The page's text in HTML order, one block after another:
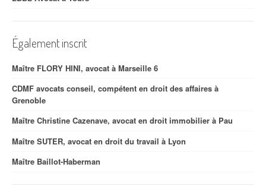
Également inscrit
Maître FLORY HINI, avocat à Marseille 6
CDMF avocats conseil, compétent en droit des affaires à
Grenoble
Maître Christine Cazenave, avocat en droit immobilier à Pau
Maître SUTER, avocat en droit du travail à Lyon
Maître Baillot-Haberman